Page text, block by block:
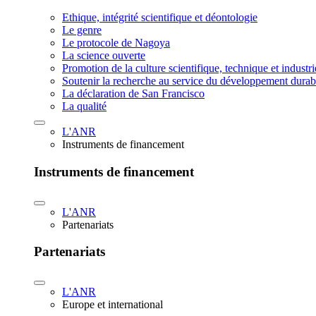
Ethique, intégrité scientifique et déontologie
Le genre
Le protocole de Nagoya
La science ouverte
Promotion de la culture scientifique, technique et
Soutenir la recherche au service du développement
La déclaration de San Francisco
La qualité
L'ANR
Instruments de financement
Instruments de financement
L'ANR
Partenariats
Partenariats
L'ANR
Europe et international